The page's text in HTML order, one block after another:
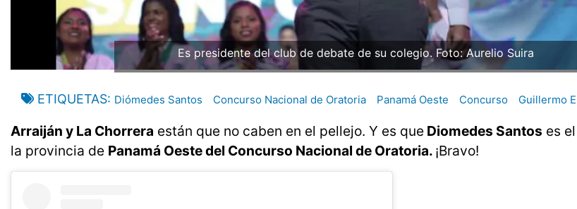
Es presidente del club de debate de su colegio. Foto: Aurelio Suira
ETIQUETAS Diómedes Santos Concurso Nacional de Oratoria Panamá Oeste Concurso Guillermo
Arraiján y La Chorrera están que no caben en el pellejo. Y es que Diomedes Santos es
la provincia de Panamá Oeste del Concurso Nacional de Oratoria. ¡Bravo!